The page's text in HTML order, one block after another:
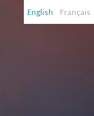
English Français